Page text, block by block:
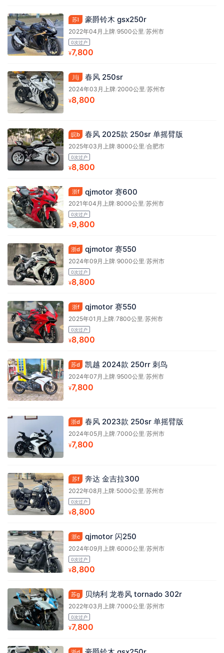
苏l 豪爵铃木 gsx250r
2022年04月上牌/9500公里 /苏州市
0次过户
¥7,800
川j 春风 250sr
2024年03月上牌/2000公里 /苏州市
¥8,800
皖b 春风 2025款 250sr 单摇臂版
2025年03月上牌/8000公里 /合肥市
0次过户
¥8,800
浙f qjmotor 赛600
2021年04月上牌/8000公里/苏州市
0次过户
¥9,800
浙d qjmotor 赛550
2024年09月上牌/9000公里/苏州市
0次过户
¥8,800
浙f qjmotor 赛550
2025年01月上牌/7800公里/苏州市
0次过户
¥8,800
苏d 凯越 2024款 250rr 刺鸟
2024年07月上牌/9500公里/苏州市
¥7,800
浙d 春风 2023款 250sr 单摇臂版
2024年05月上牌/7000公里/苏州市
¥7,800
苏f 奔达 金吉拉300
2022年08月上牌/5000公里/苏州市
0次过户
¥8,800
浙c qjmotor 闪250
2024年09月上牌/6000公里/苏州市
0次过户
¥8,800
苏g 贝纳利 龙卷风 tornado 302r
2022年03月上牌/7000公里/苏州市
0次过户
¥7,800